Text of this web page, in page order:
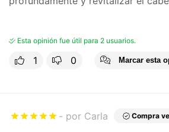
Esta opinión fue útil para 2 usuarios.
1 0 Marcar esta
por Carla Compra